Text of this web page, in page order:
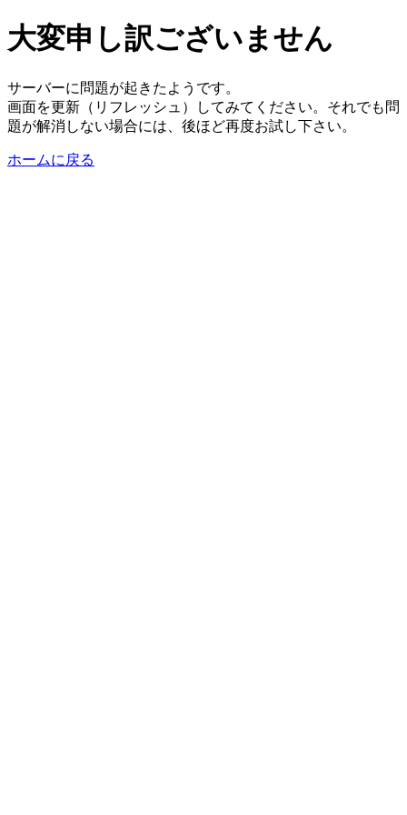
大変申し訳ございません
サーバーに問題が起きたようです。
画面を更新（リフレッシュ）してみてください。それでも問
題が解消しない場合には、後ほど再度お試し下さい。
ホームに戻る